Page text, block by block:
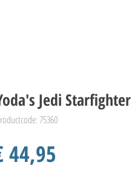
Jedi Starfighter
75360
44,95